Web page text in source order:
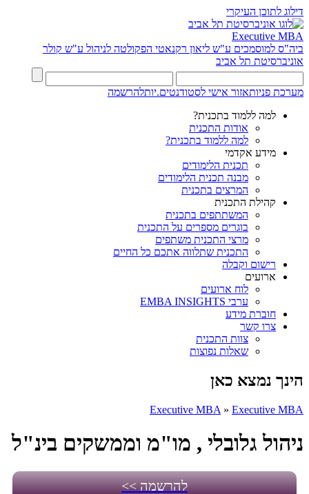
דילוג לתוכן העיקרי
Executive MBA
ביה"ס למוסמכים ע"ש ליאון רקנאטי הפקולטה לניהול ע"ש קולר
אוניברסיטת תל אביב
מערכת פניותאזור אישי לסטודנטים.יותלהרשמה
למה ללמוד בתכנית?
אודות התכנית
למה ללמוד בתכנית?
מידע אקדמי
תכנית הלימודים
מבנה תכנית הלימודים
המרצים בתכנית
קהילת התכנית
המשתתפים בתכנית
בוגרים מספרים על התכנית
מרצי התכנית משתפים
התכנית שתלווה אתכם כל החיים
רישום וקבלה
ארועים
לוח ארועים
ערבי EMBA INSIGHTS
חוברת מידע
צרו קשר
צוות התכנית
שאלות נפוצות
הינך נמצא כאן
Executive MBA » Executive MBA
ניהול גלובלי , מו"מ וממשקים בינ"ל
להרשמה >>